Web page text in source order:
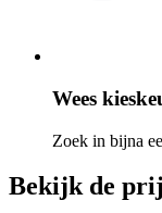
Wees
Zoek in bijna
Bekijk de